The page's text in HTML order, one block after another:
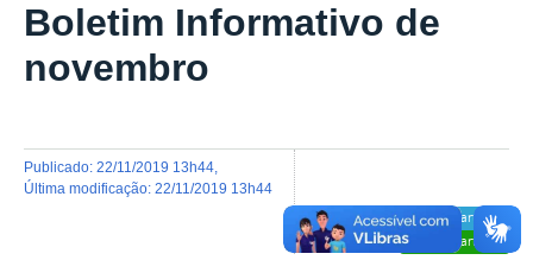
Boletim Informativo de
novembro
Compartilhar
Compartilhar
publicado: 22/11/2019 13h44
última modificação: 22/11/2019 13h44